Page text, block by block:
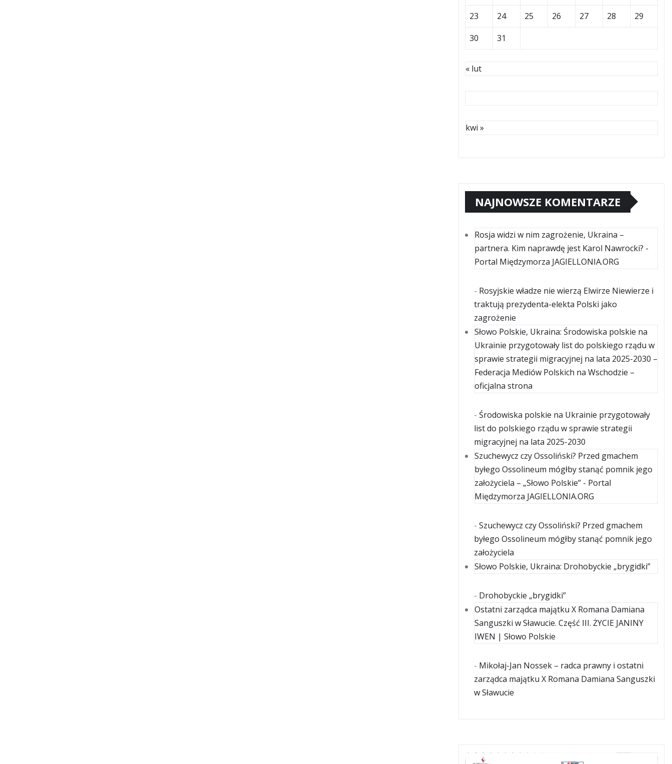
23
24 25 26 27 28
29
30
31
« lut
kwi »
NAJNOWSZE KOMENTARZE
Rosja widzi w nim zagrożenie, Ukraina –
partnera. Kim naprawdę jest Karol Nawrocki? -
Portal Międzymorza JAGIELLONIA.ORG
- Rosyjskie władze nie wierzą Elwirze Niewierze i
traktują prezydenta-elekta Polski jako
zagrożenie
Słowo Polskie, Ukraina: Środowiska polskie na
Ukrainie przygotowały list do polskiego rządu w
sprawie strategii migracyjnej na lata 2025-2030 –
Federacja Mediów Polskich na Wschodzie –
oficjalna strona
- Środowiska polskie na Ukrainie przygotowały
list do polskiego rządu w sprawie strategii
migracyjnej na lata 2025-2030
Szuchewycz czy Ossoliński? Przed gmachem
byłego Ossolineum mógłby stanąć pomnik jego
założyciela – „Słowo Polskie” - Portal
Międzymorza JAGIELLONIA.ORG
- Szuchewycz czy Ossoliński? Przed gmachem
byłego Ossolineum mógłby stanąć pomnik jego
założyciela
Słowo Polskie, Ukraina: Drohobyckie „brygidki”
- Drohobyckie „brygidki”
Ostatni zarządca majątku X Romana Damiana
Sanguszki w Sławucie. Część III. ŻYCIE JANINY
IWEN | Słowo Polskie
- Mikołaj-Jan Nossek – radca prawny i ostatni
zarządca majątku X Romana Damiana Sanguszki
w Sławucie